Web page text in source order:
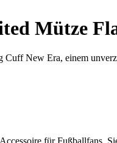
Mütze
New Era, einem